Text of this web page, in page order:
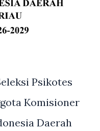
Psikotes
Komisioner
Daerah